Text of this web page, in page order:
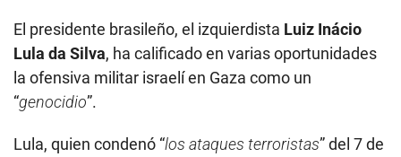
El presidente brasileño, el izquierdista Luiz Inácio
Lula da Silva, ha calificado en varias oportunidades
la ofensiva militar israelí en Gaza como un
“genocidio”.
Lula, quien condenó “los ataques terroristas” del 7 de